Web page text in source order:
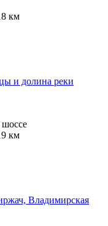
км
и долина реки
км
Владимирская